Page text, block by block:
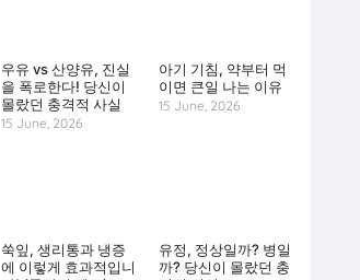
우유 vs 산양유, 진실
을 폭로한다! 당신이
몰랐던 충격적 사실
15 June, 2026
아기 기침, 약부터 먹
이면 큰일 나는 이유
15 June, 2026
쑥잎, 생리통과 냉증
에 이렇게 효과적입니
유정, 정상일까? 병일
까? 당신이 몰랐던 충